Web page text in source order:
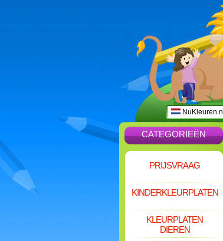
NuKleuren.nl
CATEGORIEËN
PRIJSVRAAG
KINDERKLEURPLATEN
KLEURPLATEN
DIEREN